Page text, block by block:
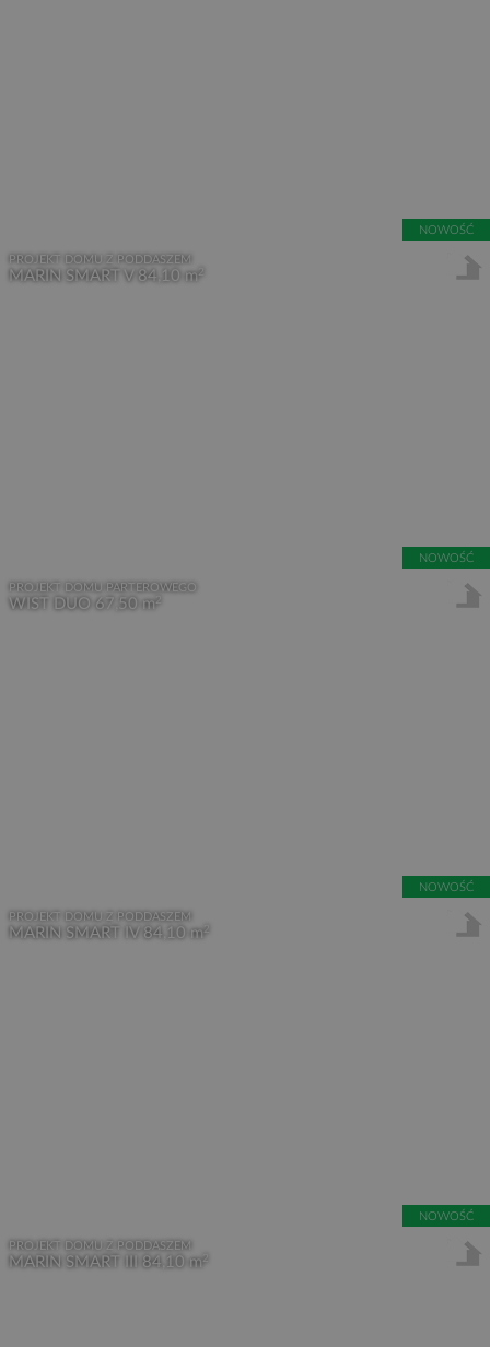
NOWOŚĆ
PROJEKT DOMU Z PODDASZEM
MARIN SMART V 84,10 m 2
NOWOŚĆ
PROJEKT DOMU PARTEROWEGO
WIST DUO 67,50 m 2
NOWOŚĆ
PROJEKT DOMU Z PODDASZEM
MARIN SMART IV 84,10 m 2
NOWOŚĆ
PROJEKT DOMU Z PODDASZEM
MARIN SMART III 84,10 m 2